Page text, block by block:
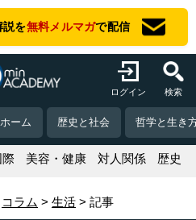
説を無料メルマガで配信
ログイン 検索
ホーム 歴史と社会 哲学と生き
際 美容・健康 対人関係 歴史
コラム 生活 記事